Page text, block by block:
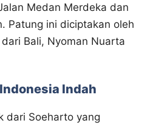
Medan Merdeka dan
Patung ini diciptakan oleh
Bali, Nyoman Nuarta
Indah
dari Soeharto yang